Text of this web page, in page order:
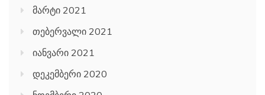
მარტი 2021
თებერვალი 2021
იანვარი 2021
დეკემბერი 2020